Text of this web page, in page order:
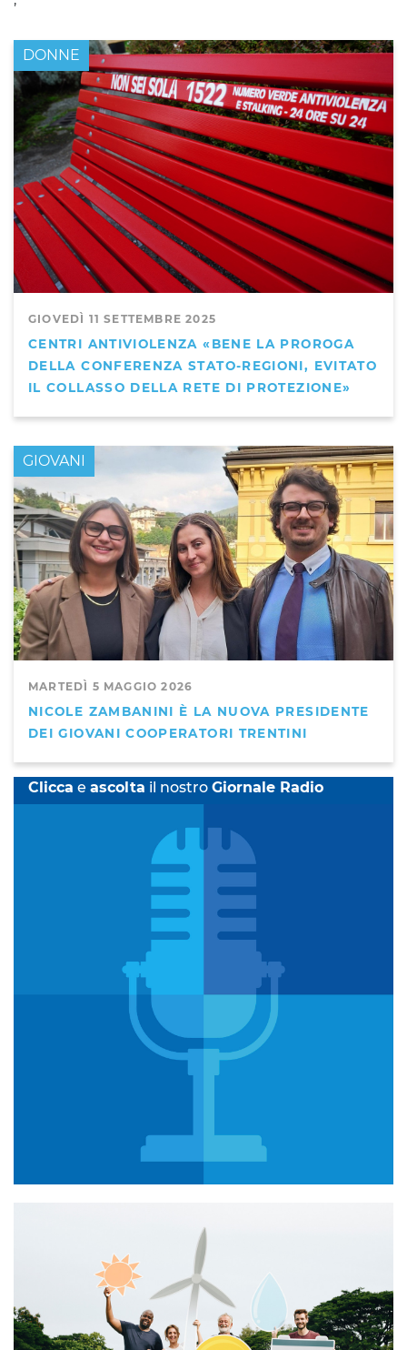
GIOVEDÌ 11 SETTEMBRE 2025
CENTRI ANTIVIOLENZA «BENE LA PROROGA
DELLA CONFERENZA STATO-REGIONI, EVITATO
IL COLLASSO DELLA RETE DI PROTEZIONE»
DONNE
MARTEDÌ 5 MAGGIO 2026
NICOLE ZAMBANINI È LA NUOVA PRESIDENTE
DEI GIOVANI COOPERATORI TRENTINI
GIOVANI
Clicca e ascolta il nostro Giornale Radio